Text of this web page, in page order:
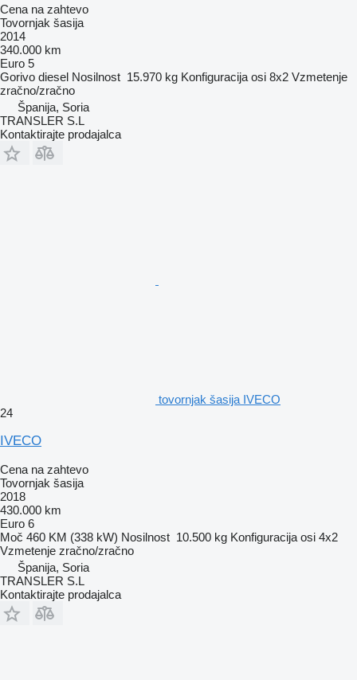
Cena na zahtevo
Tovornjak šasija
2014
340.000 km
Euro 5
Gorivo diesel Nosilnost 15.970 kg Konfiguracija osi 8x2 Vzmetenje
zračno/zračno
Španija, Soria
TRANSLER S.L
Kontaktirajte prodajalca
tovornjak šasija IVECO
24
IVECO
Cena na zahtevo
Tovornjak šasija
2018
430.000 km
Euro 6
Moč 460 KM (338 kW) Nosilnost 10.500 kg Konfiguracija osi 4x2
Vzmetenje zračno/zračno
Španija, Soria
TRANSLER S.L
Kontaktirajte prodajalca